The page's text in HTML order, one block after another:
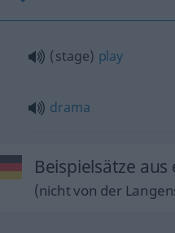
(stage) play
drama
Beispielsätze
(nicht von der